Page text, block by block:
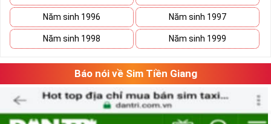
Xã Kho Sim Số Đẹp Giá rẻ
Có thể bạn sẽ tiết kiệm được ngân sách khá lớn nếu vô tình
Hãy lưu giữ nó lại và tiếp tục ngắm nghía danh sách sim số
đẹp khác. Khi đã có cái nhìn tổng quan và lựa chọn được
vài dãy số ưng ý, việc tiếp theo của bạn là cân đo đong đếm
xem sim nào là phù hợp với cá nhân mình nhất.
Năm sinh 1996 Năm sinh 1997
Năm sinh 1998 Năm sinh 1999
Báo nói về Sim Tiền Giang